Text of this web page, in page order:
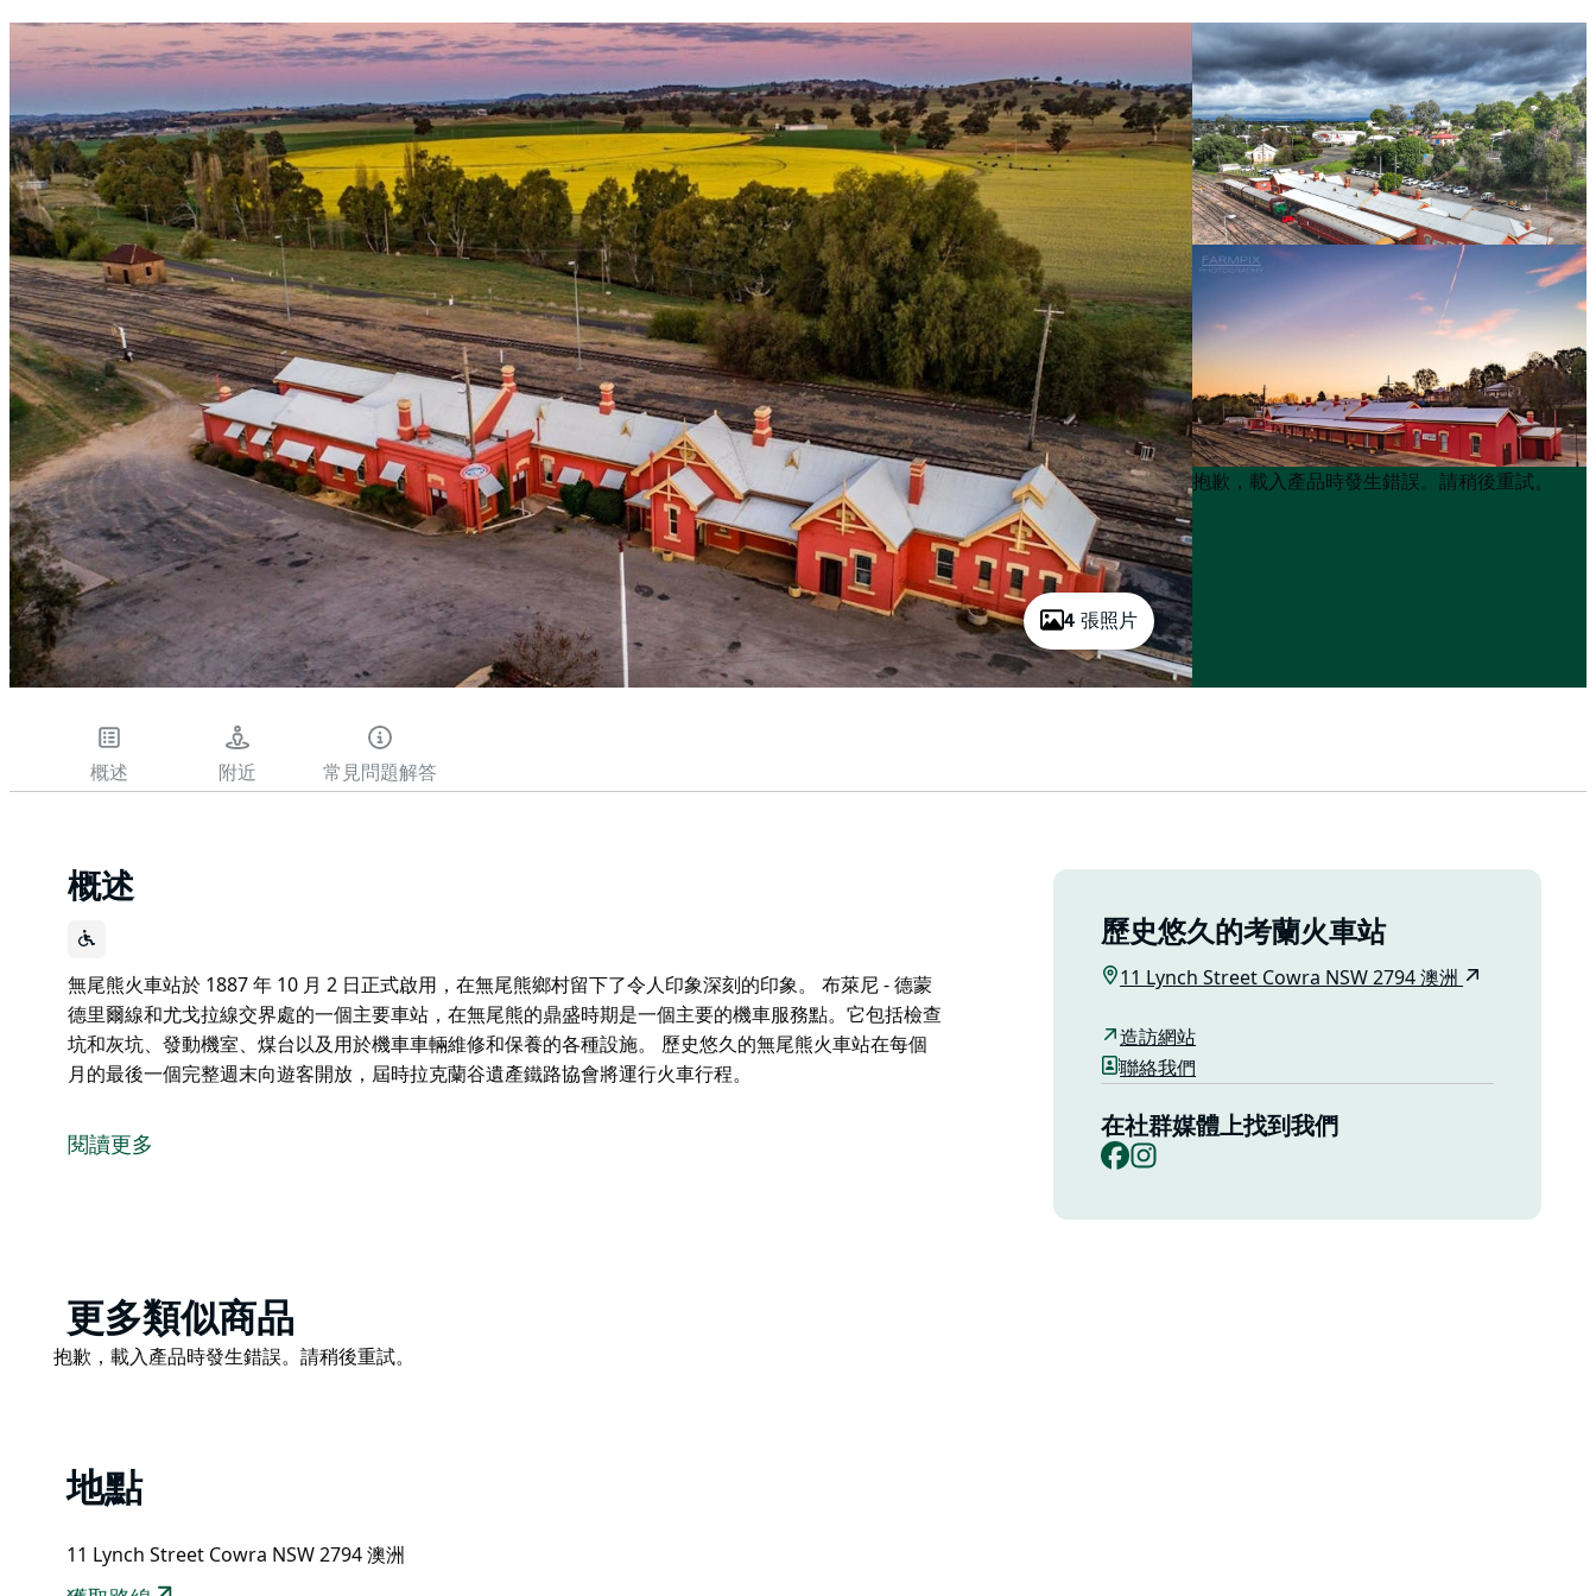
4 張照片
Product
List
Product
List
抱歉，載入產品時發生錯誤。請稍後重試。
概述 附近 常見問題解答
概述
無尾熊火車站於 1887 年 10 月 2 日正式啟用，在無尾熊鄉村留下了令人印象深刻的印象。 布萊尼 - 德蒙
德里爾線和尤戈拉線交界處的一個主要車站，在無尾熊的鼎盛時期是一個主要的機車服務點。它包括檢查
坑和灰坑、發動機室、煤台以及用於機車車輛維修和保養的各種設施。 歷史悠久的無尾熊火車站在每個
月的最後一個完整週末向遊客開放，屆時拉克蘭谷遺產鐵路協會將運行火車行程。
布萊尼 - 德蒙德里爾線和尤戈拉線交界處的一個主要車站，在無尾熊的鼎盛時期是一個主要的機車服務
閱讀更多
歷史悠久的考蘭火車站
11 Lynch Street Cowra NSW 2794 澳洲
造訪網站
聯絡我們
在社群媒體上找到我們
Facebook
Product
List
更多類似商品
Product
抱歉，載入產品時發生錯誤。請稍後重試。
地點
11 Lynch Street Cowra NSW 2794 澳洲